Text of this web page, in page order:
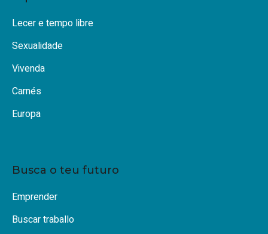
Lecer e tempo libre
Sexualidade
Vivenda
Carnés
Europa
Busca o teu futuro
Emprender
Buscar traballo